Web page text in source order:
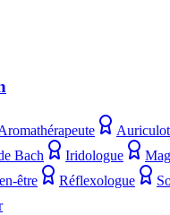
Bach
Iridologue
être
Réflexologue